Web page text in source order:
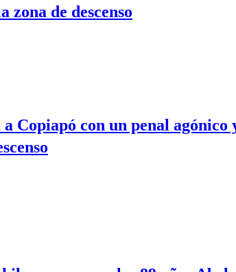
zona de descenso
Copiapó con un penal agónico